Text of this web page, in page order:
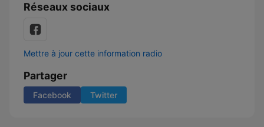
Réseaux sociaux
Mettre à jour cette information radio
Partager
Facebook Twitter